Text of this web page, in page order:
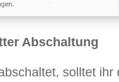
Abschaltung
solltet